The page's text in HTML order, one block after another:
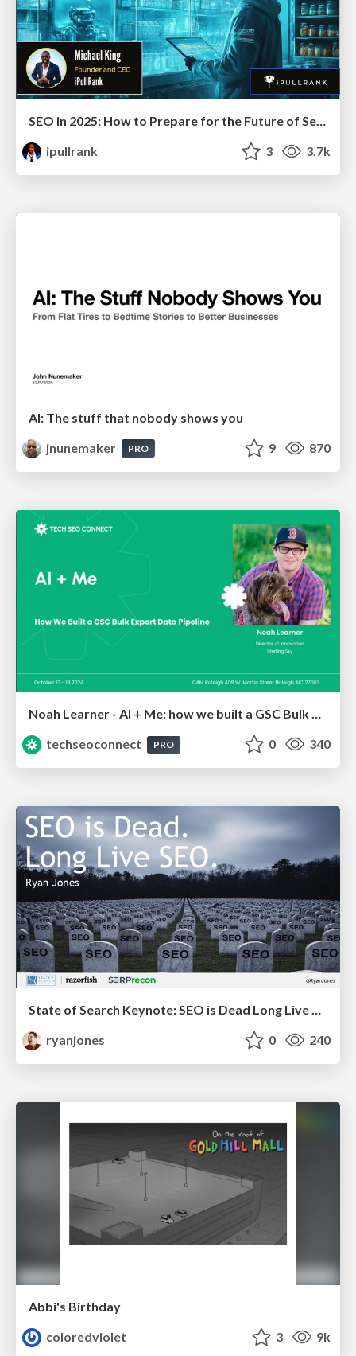
SEO in 2025: How to Prepare for the Future of Search
ipullrank
3 3.7k
AI: The stuff that nobody shows you
jnunemaker
PRO 9 870
Noah Learner - AI + Me: how we built a GSC Bulk Export data pipeline
techseoconnect
PRO 0 340
State of Search Keynote: SEO is Dead Long Live SEO
ryanjones
0 240
Abbi's Birthday
coloredviolet
3 9k